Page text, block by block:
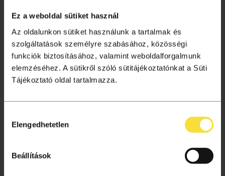
Ez a weboldal sütiket használ
Az oldalunkon sütiket használunk a tartalmak és
szolgáltatások személyre szabásához, közösségi
funkciók biztosításához, valamint weboldalforgalmunk
elemzéséhez. A sütikről szóló sütitájékoztatónkat a Süti
Tájékoztató oldal tartalmazza.
kiválasztása
Elengedhetetlen
Beállítások
Tagságok
Gyakori kérdések
Jegyvásárlás
Ajándékutalvány